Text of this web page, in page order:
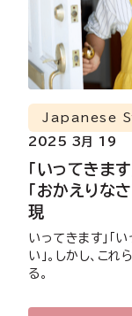
「いってきま
「おかえりな
現
Japanese
2025 3月 19
いってきます」「
い」。しかし、こ
る。